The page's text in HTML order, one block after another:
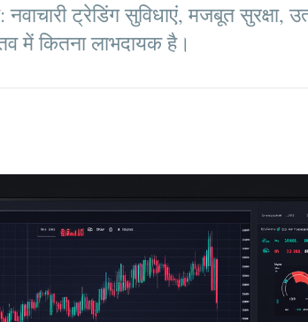
ट्रेडिंग सुविधाएं, मजबूत सुरक्षा,
में कितना लाभदायक है।